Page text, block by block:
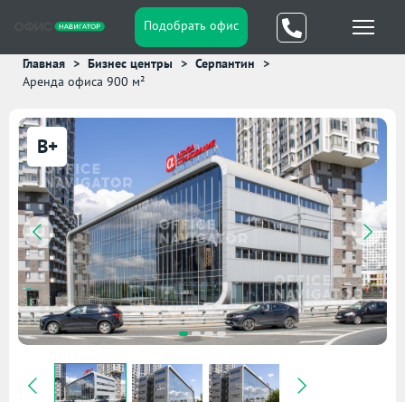
Подобрать офис
Главная Бизнес центры
Серпантин
Аренда офиса 900 м²
B+